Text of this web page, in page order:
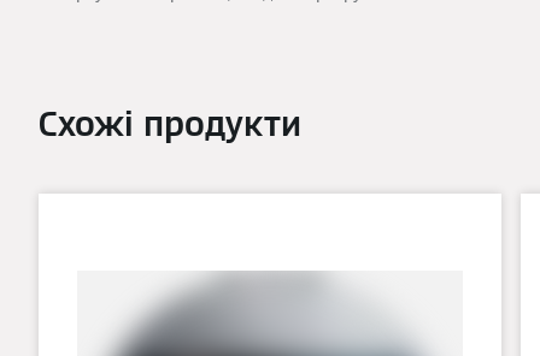
Схожі продукти